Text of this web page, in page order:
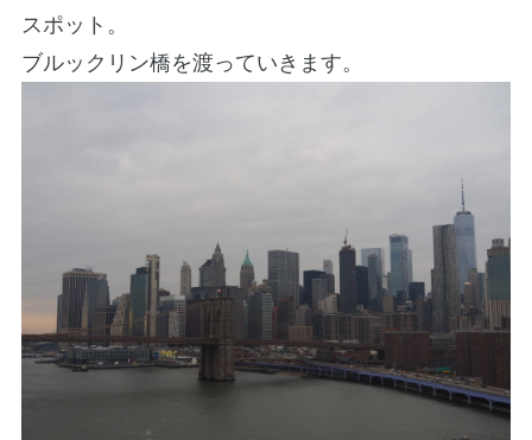
スポット。
ブルックリン橋を渡っていきます。